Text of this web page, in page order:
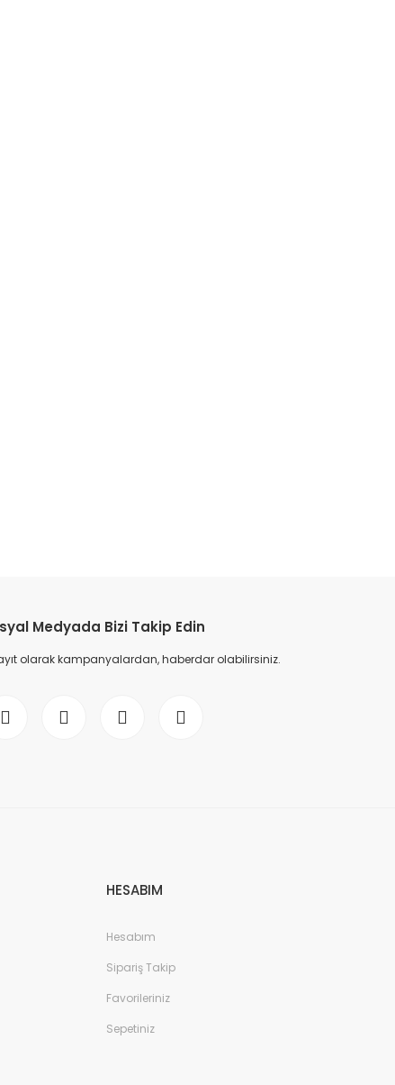
Medyada Bizi Takip Edin
olarak kampanyalardan, haberdar olabilirsiniz.
HESABIM
Hesabım
Sipariş Takip
Favorileriniz
Sepetiniz